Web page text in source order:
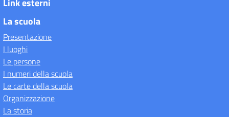
Link esterni
La scuola
Presentazione
I luoghi
Le persone
I numeri della scuola
Le carte della scuola
Organizzazione
La storia